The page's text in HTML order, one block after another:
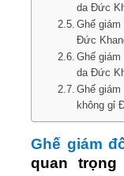
da Đức
Ghế
Đức
Ghế
da Đức
Ghế
không gỉ
Ghế giám
quan